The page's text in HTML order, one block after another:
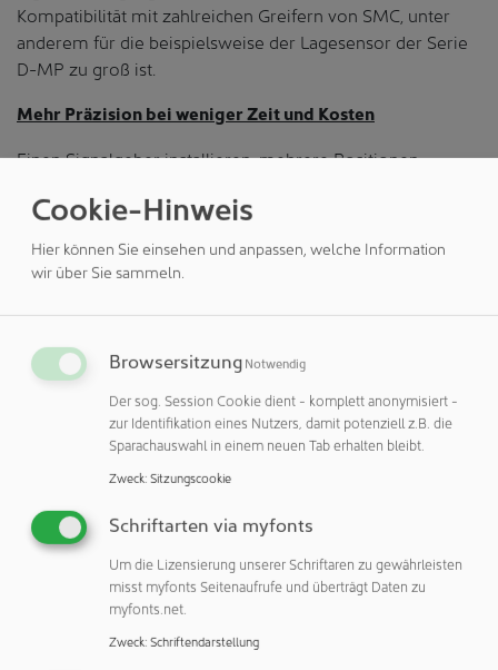
Kompatibilität mit zahlreichen Greifern von SMC, unter
anderem für die beispielsweise der Lagesensor der Serie
D-MP zu groß ist.
Mehr Präzision bei weniger Zeit und Kosten
Einen Signalgeber installieren, mehrere Positionen
analogen Spannungsausgangs (1 bis 5 V) zwischen bis zu
einer Kopierfunktion der Messwertanzeige, ist die
Dabei sparen die neuen Signalgeber nicht an Leistung: Die
Ausgangs-Wiederholgenauigkeit von ±20 mV und die
resultierende Positionsauflösung von ±0,1 mm sind
vorteilhaft etwa bei der Abfrage von kleineren
Veränderungen von Werkstückgrößen.
Schlank und schnell zu höherer Flexibilität
Ein praktisches Plus bietet der axiale und senkrechte
Verdrahtungseingang, was eine flexible Installation je nach
Anwendung erlaubt. Dabei lässt sich die Serie D-MH1 mit
den optionalen vorverdrahteten M8- und M12-
Steckverbinder sicher anschließen und dank
Einstellungsvorrichtung für das digitale Display einfach
Cookie-Hinweis
Hier können Sie einsehen und anpassen, welche Information
wir über Sie sammeln.
Browsersitzung Notwendig
Der sog. Session Cookie dient - komplett anonymisiert -
zur Identifikation eines Nutzers, damit potenziell z.B. die
Sparachauswahl in einem neuen Tab erhalten bleibt.
Zweck: Sitzungscookie
Schriftarten via myfonts
Um die Lizensierung unserer Schriftaren zu gewährleisten
misst myfonts Seitenaufrufe und überträgt Daten zu
myfonts.net.
Zweck: Schriftendarstellung